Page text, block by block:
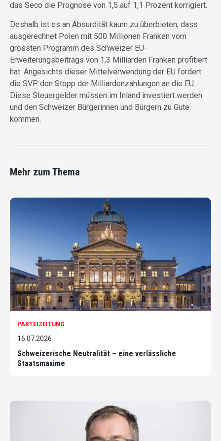
das Seco die Prognose von 1,5 auf 1,1 Prozent korrigiert.
Deshalb ist es an Absurdität kaum zu überbieten, dass
ausgerechnet Polen mit 500 Millionen Franken vom
grössten Programm des Schweizer EU-
Erweiterungsbeitrags von 1,3 Milliarden Franken profitiert
hat. Angesichts dieser Mittelverwendung der EU fordert
die SVP den Stopp der Milliardenzahlungen an die EU.
Diese Steuergelder müssen im Inland investiert werden
und den Schweizer Bürgerinnen und Bürgern zu Gute
kommen.
Mehr zum Thema
PARTEIZEITUNG
16.07.2026
Schweizerische Neutralität – eine verlässliche
Staatsmaxime